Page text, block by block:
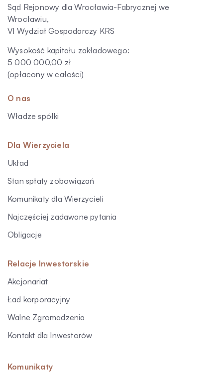
Sąd Rejonowy dla Wrocławia-Fabrycznej we
Wrocławiu,
VI Wydział Gospodarczy KRS
Wysokość kapitału zakładowego:
5 000 000,00 zł
(opłacony w całości)
O nas
Władze spółki
Dla Wierzyciela
Układ
Stan spłaty zobowiązań
Komunikaty dla Wierzycieli
Najczęściej zadawane pytania
Obligacje
Relacje Inwestorskie
Akcjonariat
Ład korporacyjny
Walne Zgromadzenia
Kontakt dla Inwestorów
Komunikaty